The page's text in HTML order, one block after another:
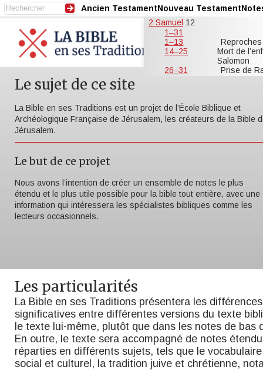
Ancien TestamentNouveau Testament
2 Samuel 12
1–31
1–13
14–25
Mort de
Salomon
26–31
Prise de
Le sujet de ce site
La Bible en ses Traditions est un projet de l’École Biblique et
Archéologique Française de Jérusalem, les créateurs de la Bible
Jérusalem.
Le but de ce projet
Nous avons l’intention de créer un ensemble de notes le plus
étendu et le plus utile possible pour la bible tout entière, avec une
information qui intéressera les spécialistes bibliques comme les
lecteurs occasionnels.
Les particularités
La Bible en ses Traditions présentera les différences
significatives entre différentes versions du texte
le texte lui-même, plutôt que dans les notes de bas
En outre, le texte sera accompagné de notes
réparties en différents sujets, tels que le
social et culturel, la tradition juive et chrétienne,